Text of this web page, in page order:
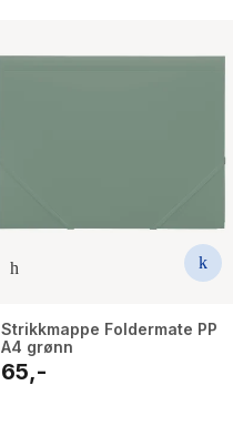
Strikkmappe Foldermate PP
A4 grønn
65,-